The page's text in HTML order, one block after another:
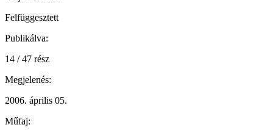
Felfüggesztett
Publikálva:
14 / 47 rész
Megjelenés:
2006. április 05.
Műfaj: